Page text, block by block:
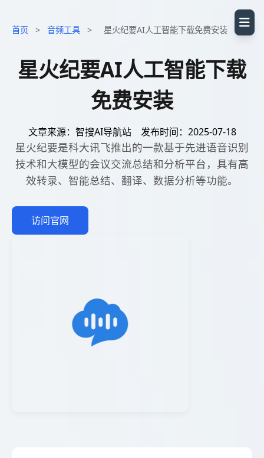
首页 > 音频工具 > 星火纪要AI人工智能下载免费安装
星火纪要AI人工智能下载
免费安装
文章来源：智搜AI导航站 发布时间：2025-07-18
星火纪要是科大讯飞推出的一款基于先进语音识别
技术和大模型的会议交流总结和分析平台，具有高
效转录、智能总结、翻译、数据分析等功能。
访问官网